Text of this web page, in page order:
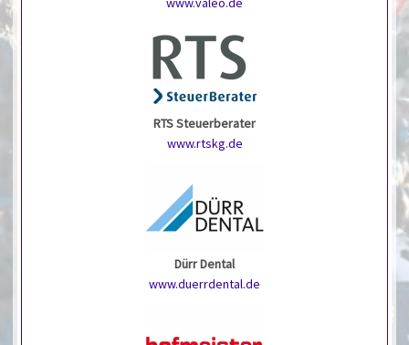
RTS Steuerberater
www.rtskg.de
Dürr Dental
www.duerrdental.de